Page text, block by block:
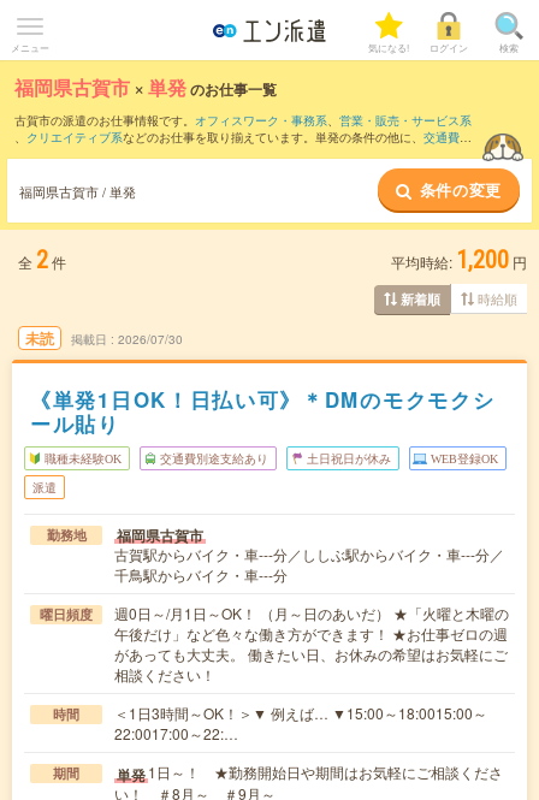
メニュー 気になる! ログイン 検索
福岡県古賀市 ×単発のお仕事一覧
古賀市の派遣のお仕事情報です。 オフィスワーク・事務系、 営業・販売・サービス系
、 クリエイティブ系などのお仕事を取り揃えています。単発の条件の他に、 交通費別
福岡県古賀市 / 単発 条件の変更
全 2件 平均時給: 1,200 円
新着順 時給順
未読 掲載日 2026/07/30
《単発1日OK！日払い可》＊DMのモクモクシ
ール貼り
職種未経験OK 交通費別途支給あり 土日祝日が休み WEB登録OK
派遣
勤務地 福岡県古賀市
古賀駅からバイク・車---分／ししぶ駅からバイク・車---分／
千鳥駅からバイク・車---分
曜日頻度
週0日～/月1日～OK！ （月～日のあいだ） ★「火曜と木曜の
午後だけ」など色々な働き方ができます！ ★お仕事ゼロの週
があっても大丈夫。 働きたい日、お休みの希望はお気軽にご
相談ください！
時間
＜1日3時間～OK！＞▼ 例えば… ▼15:00～18:0015:00～
22:0017:00～22:…
期間 単発1日～！ ★勤務開始日や期間はお気軽にご相談くださ
い！ ＃8月～ ＃9月～